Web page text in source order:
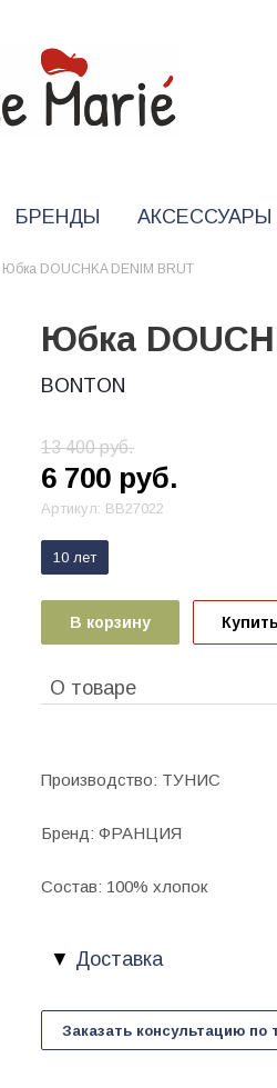
БРЕНДЫ АКСЕССУАРЫ
Юбка DOUCHKA DENIM BRUT
Юбка
BONTON
13 400руб.
6 700 руб.
Артикул: BB27022
10 лет
В корзину
О товаре
Производство: ТУНИС
Бренд: ФРАНЦИЯ
Состав: 100% хлопок
Доставка
Заказать консультацию по